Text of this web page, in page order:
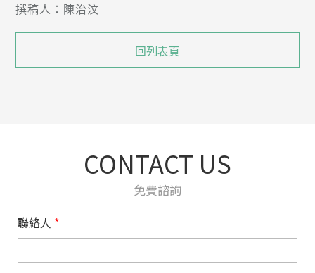
撰稿人：陳治汶
回列表頁
CONTACT US
免費諮詢
聯絡人 *